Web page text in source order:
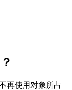
再使用对象所占